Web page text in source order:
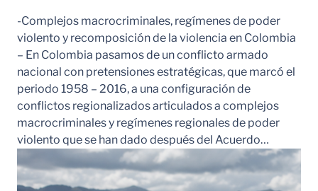
-Complejos macrocriminales, regímenes de poder
violento y recomposición de la violencia en Colombia
– En Colombia pasamos de un conflicto armado
nacional con pretensiones estratégicas, que marcó el
periodo 1958 – 2016, a una configuración de
conflictos regionalizados articulados a complejos
macrocriminales y regímenes regionales de poder
violento que se han dado después del Acuerdo…